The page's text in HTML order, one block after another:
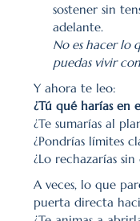
sostener sin
adelante.
No es hacer lo
puedas vivir
Y ahora te leo:
¿Tú qué harías en
¿Te sumarías al
¿Pondrías límites
¿Lo rechazarías sin
A veces, lo que
puerta directa